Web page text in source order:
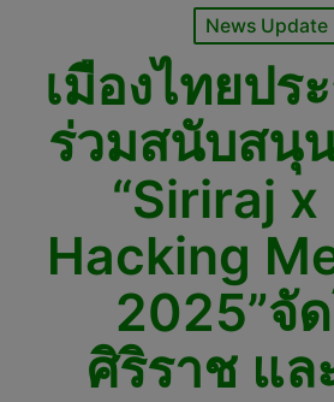
Posted
News Update
เมืองไทยปร
ร่วมสนับสนุ
“Siriraj x
Hacking
2025”จั
ศิริราช แล